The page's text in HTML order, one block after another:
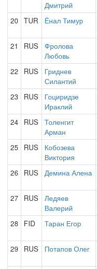
Дмитрий
20 TUR Ёнал Тимур
21 RUS
Фролова
Любовь
22 RUS
Гриднев
Силантий
23 RUS
Гоциридзе
Ираклий
24 RUS
Толенгит
Арман
25 RUS
Кобозева
Виктория
26 RUS Демина Алена
27 RUS
Ледяев
Валерий
28 FID Таран Егор
29 RUS Потапов Олег